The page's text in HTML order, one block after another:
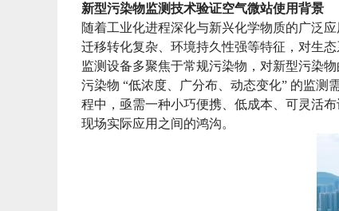
新型污染物监测技术验证空气微站使用背景
随着工业化进程深化与新兴化学物质的广泛
迁移转化复杂、环境持久性强等特征，对生
监测设备多聚焦于常规污染物，对新型污染
污染物 “低浓度、广分布、动态变化” 的监
程中，亟需一种小巧便携、低成本、可灵活
现场实际应用之间的鸿沟。